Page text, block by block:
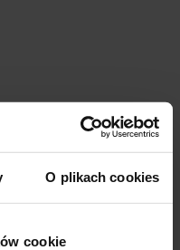
O plikach cookies
cookie